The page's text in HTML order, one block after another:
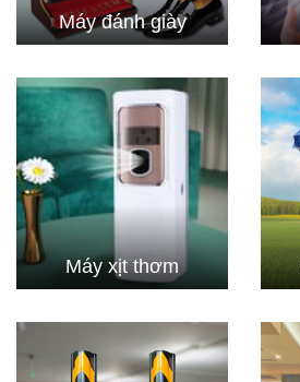
Máy đánh giày
Máy xịt thơm